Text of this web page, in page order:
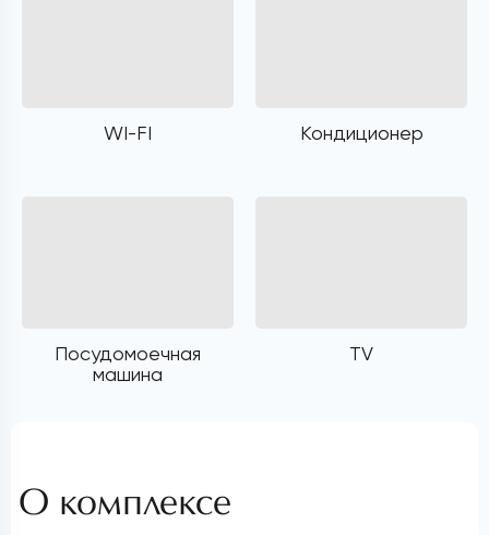
WI-FI Кондиционер
Посудомоечная
машина
TV
О комплексе